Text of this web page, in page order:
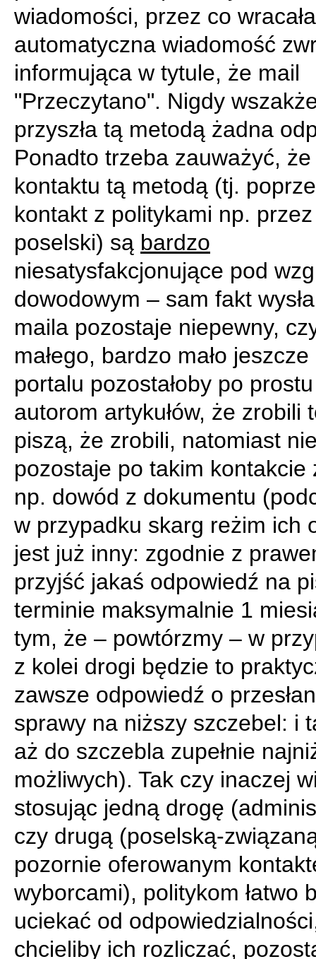
wiadomości, przez co wracała
automatyczna wiadomość
informująca w tytule, że mail
"Przeczytano". Nigdy
przyszła tą metodą żadna
Ponadto trzeba zauważyć,
kontaktu tą metodą (tj.
kontakt z politykami np.
poselski) są bardzo
niesatysfakcjonujące pod
dowodowym – sam fakt
maila pozostaje niepewny,
małego, bardzo mało
portalu pozostałoby po
autorom artykułów, że zrobili
piszą, że zrobili, natomiast
pozostaje po takim kontakcie
np. dowód z dokumentu
w przypadku skarg reżim ich
jest już inny: zgodnie z
przyjść jakaś odpowiedź na
terminie maksymalnie 1
tym, że – powtórzmy – w
z kolei drogi będzie to
zawsze odpowiedź o
sprawy na niższy szczebel: i
aż do szczebla zupełnie
możliwych). Tak czy inaczej
stosując jedną drogę
czy drugą (poselską-
pozornie oferowanym
wyborcami), politykom łatwo
uciekać od
chcieliby ich rozliczać,